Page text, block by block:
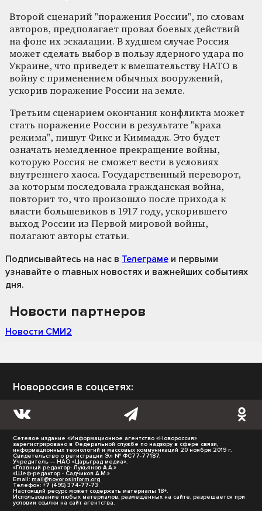
Второй сценарий "поражения России", по словам
авторов, предполагает провал боевых действий
на фоне их эскалации. В худшем случае Россия
может сделать выбор в пользу ядерного удара по
Украине, что приведет к вмешательству НАТО в
войну с применением обычных вооружений,
ускорив поражение России на земле.
Третьим сценарием окончания конфликта может
стать поражение России в результате "краха
режима", пишут Фикс и Киммадж. Это будет
означать немедленное прекращение войны,
которую Россия не сможет вести в условиях
внутреннего хаоса. Государственный переворот,
за которым последовала гражданская война,
повторит то, что произошло после прихода к
власти большевиков в 1917 году, ускорившего
выход России из Первой мировой войны,
полагают авторы статьи.
Подписывайтесь на нас в Телеграме и первыми
узнавайте о главных новостях и важнейших событиях
дня.
Новости партнеров
Новости СМИ2
Новороссия в соцсетях:
Сетевое издание «Информационное агентство «Новороссия»
зарегистрировано в Федеральной службе по надзору в сфере связи,
информационных технологий и массовых коммуникаций 20 ноября 2019 г.
Свидетельство о регистрации Эл № ФС77-77187.
Учредитель — НАО «Царьград медиа».
«Главный редактор- Лукьянов А.А.»
«Шеф-редактор - Садчиков А.М.»
Email: mail@novorosinform.org
Телефон: +7 (495) 374-77-73
Настоящий ресурс может содержать материалы 18+.
Использование любых материалов, размещённых на сайте, разрешается при
условии ссылки на сайт агентства.